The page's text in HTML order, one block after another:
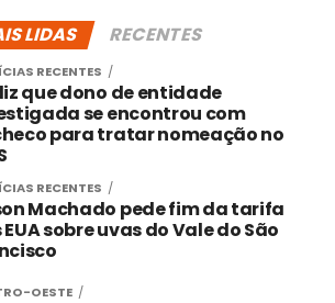
LIDAS RECENTES
RECENTES
que dono de entidade
se encontrou com
para tratar nomeação no
RECENTES
Machado pede fim da tarifa
EUA sobre uvas do Vale do São
OESTE